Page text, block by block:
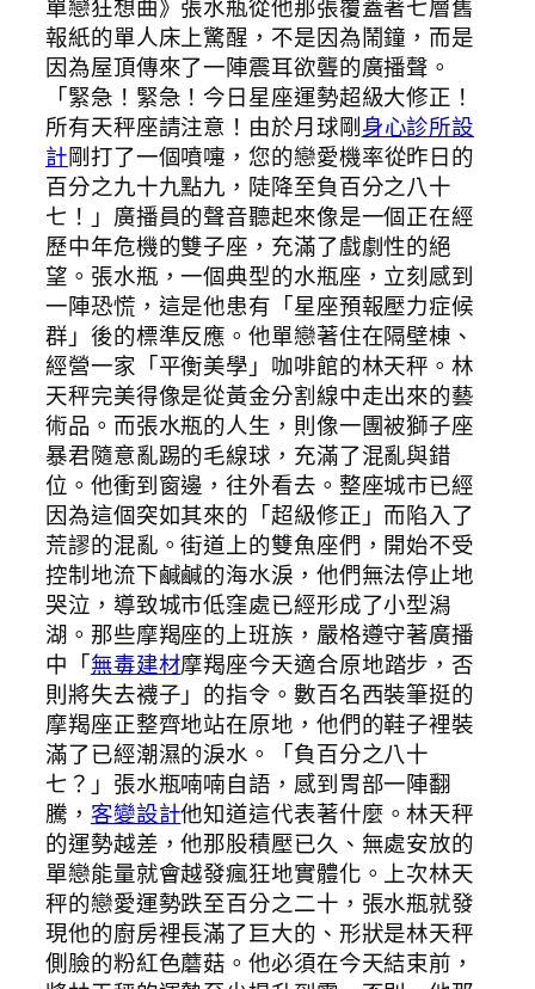
單戀狂想曲》張水瓶從他那張覆蓋著七層舊
報紙的單人床上驚醒，不是因為鬧鐘，而是
因為屋頂傳來了一陣震耳欲聾的廣播聲。
「緊急！緊急！今日星座運勢超級大修正！
所有天秤座請注意！由於月球剛身心診所設
計剛打了一個噴嚏，您的戀愛機率從昨日的
百分之九十九點九，陡降至負百分之八十
七！」廣播員的聲音聽起來像是一個正在經
歷中年危機的雙子座，充滿了戲劇性的絕
望。張水瓶，一個典型的水瓶座，立刻感到
一陣恐慌，這是他患有「星座預報壓力症候
群」後的標準反應。他單戀著住在隔壁棟、
經營一家「平衡美學」咖啡館的林天秤。林
天秤完美得像是從黃金分割線中走出來的藝
術品。而張水瓶的人生，則像一團被獅子座
暴君隨意亂踢的毛線球，充滿了混亂與錯
位。他衝到窗邊，往外看去。整座城市已經
因為這個突如其來的「超級修正」而陷入了
荒謬的混亂。街道上的雙魚座們，開始不受
控制地流下鹹鹹的海水淚，他們無法停止地
哭泣，導致城市低窪處已經形成了小型潟
湖。那些摩羯座的上班族，嚴格遵守著廣播
中「無毒建材摩羯座今天適合原地踏步，否
則將失去襪子」的指令。數百名西裝筆挺的
摩羯座正整齊地站在原地，他們的鞋子裡裝
滿了已經潮濕的淚水。「負百分之八十
七？」張水瓶喃喃自語，感到胃部一陣翻
騰， 客變設計他知道這代表著什麼。林天秤
的運勢越差，他那股積壓已久、無處安放的
單戀能量就會越發瘋狂地實體化。上次林天
秤的戀愛運勢跌至百分之二十，張水瓶就發
現他的廚房裡長滿了巨大的、形狀是林天秤
側臉的粉紅色蘑菇。他必須在今天結束前，